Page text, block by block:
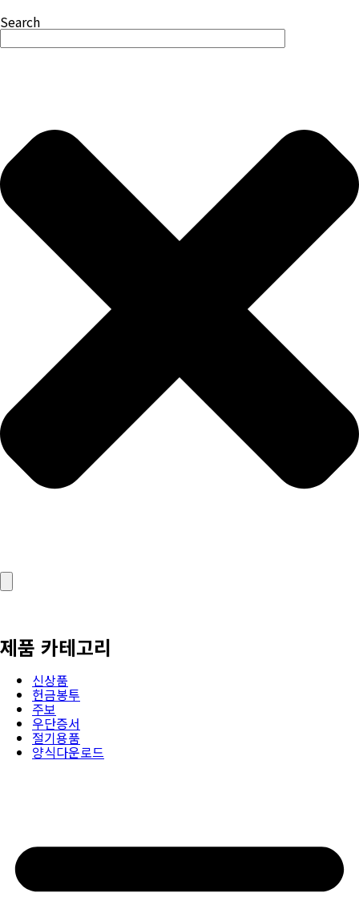
Search
제품 카테고리
신상품
헌금봉투
주보
우단증서
절기용품
양식다운로드